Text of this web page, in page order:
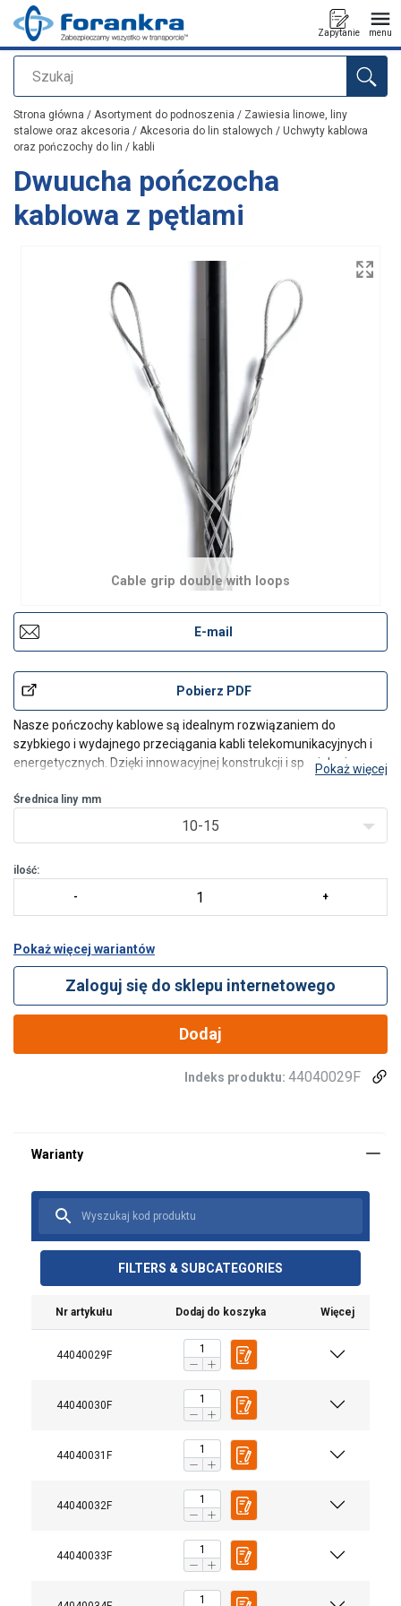
Szukaj
Zapytanie menu
Dodano do zapytania
Strona główna / Asortyment do podnoszenia / Zawiesia linowe, liny
stalowe oraz akcesoria / Akcesoria do lin stalowych / Uchwyty kablowa
oraz pończochy do lin / kabli
Dwuucha pończocha
kablowa z pętlami
Cable grip double with loops
E-mail
Pobierz PDF
Nasze pończochy kablowe są idealnym rozwiązaniem do
szybkiego i wydajnego przeciągania kabli telekomunikacyjnych i
energetycznych. Dzięki innowacyjnej konstrukcji i specjalnej
zerwaniem podczas maszynowego przeciągania kabli. W pełn
Pokaż więcej
Średnica liny mm
10-15
ilość:
Pokaż więcej wariantów
Zaloguj się do sklepu internetowego
Dodaj
Indeks produktu: 44040029F
FILTERS & SUBCATEGORIES
Nr artykułu Dodaj do koszyka Więcej
44040029F
44040030F
44040031F
44040032F
44040033F
Ta strona używa plików